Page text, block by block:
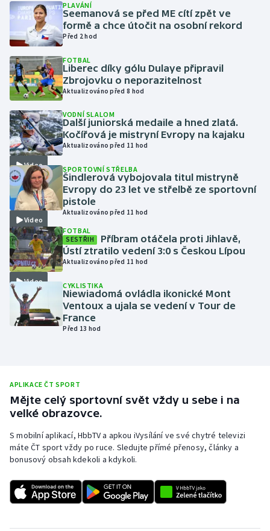
Gymnastika
Házená
Jezdectví
Judo
Krasobruslení
Lezení
Lyže a snowboard
Moderní pětiboj
Motorsport
Olympijské hry
Parasport
Rychlostní kanoistika
Short track
PLAVÁNÍ
Seemanová se před ME cítí zpět ve
formě a chce útočit na osobní rekord
Před 2 hod
FOTBAL
Liberec díky gólu Dulaye připravil
Zbrojovku o neporazitelnost
Aktualizováno před 8 hod
Video
VODNÍ SLALOM
Další juniorská medaile a hned zlatá.
Kočířová je mistryní Evropy na kajaku
Aktualizováno před 11 hod
Video
SPORTOVNÍ STŘELBA
Šindlerová vybojovala titul mistryně
Evropy do 23 let ve střelbě ze sportovní
pistole
Aktualizováno před 11 hod
Video
FOTBAL
SESTŘIH
Příbram otáčela proti Jihlavě,
Ústí ztratilo vedení 3:0 s Českou Lípou
Aktualizováno před 11 hod
CYKLISTIKA
Niewiadomá ovládla ikonické Mont
Ventoux a ujala se vedení v Tour de
France
Před 13 hod
APLIKACE ČT SPORT
Mějte celý sportovní svět vždy u sebe i na
velké obrazovce.
S mobilní aplikací, HbbTV a apkou iVysílání ve své chytré televizi
máte ČT sport vždy po ruce. Sledujte přímé přenosy, články a
bonusový obsah kdekoli a kdykoli.